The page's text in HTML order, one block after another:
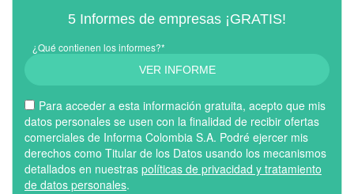
5 Informes de empresas ¡GRATIS!
¿Qué contienen los informes?*
VER INFORME
Para acceder a esta información gratuita, acepto que mis
datos personales se usen con la finalidad de recibir ofertas
comerciales de Informa Colombia S.A. Podré ejercer mis
derechos como Titular de los Datos usando los mecanismos
detallados en nuestras políticas de privacidad y tratamiento
de datos personales.